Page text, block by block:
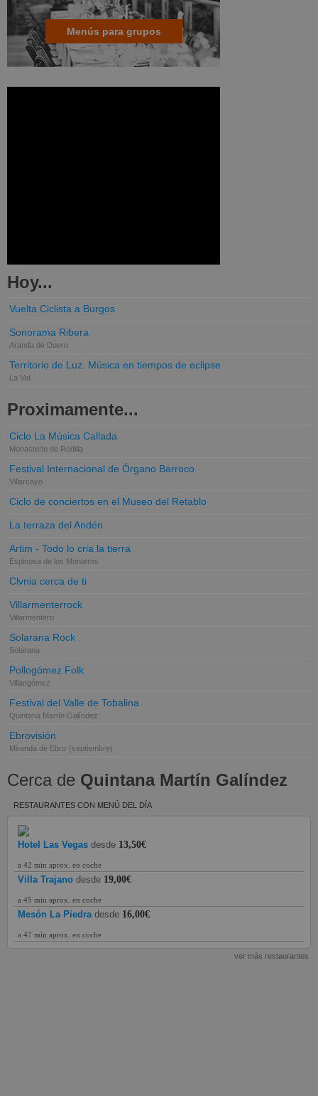
Menús para grupos
Hoy...
Vuelta Ciclista a Burgos
Sonorama Ribera
Aranda de Duero
Territorio de Luz. Música en tiempos de eclipse
La Vid
Proximamente...
Ciclo La Música Callada
Monasterio de Rodilla
Festival Internacional de Órgano Barroco
Villarcayo
Ciclo de conciertos en el Museo del Retablo
La terraza del Andén
Artim - Todo lo cria la tierra
Espinosa de los Monteros
Clvnia cerca de ti
Villarmenterrock
Villarmentero
Solarana Rock
Solarana
Pollogómez Folk
Villangómez
Festival del Valle de Tobalina
Quintana Martín Galíndez
Ebrovisión
Miranda de Ebro (septiembre)
Cerca de Quintana Martín Galíndez
RESTAURANTES CON MENÚ DEL DÍA
Hotel Las Vegas desde 13,50€
a 42 min aprox. en coche
Villa Trajano desde 19,00€
a 45 min aprox. en coche
Mesón La Piedra desde 16,00€
a 47 min aprox. en coche
ver más restaurantes